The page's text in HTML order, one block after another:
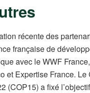
récente des
française de
avec le WWF
et Expertise France.
(COP15) a fixé